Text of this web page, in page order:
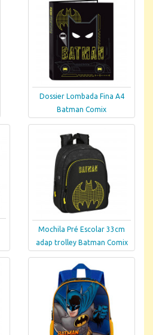
Dossier Lombada Fina A4
Batman Comix
Mochila Pré Escolar 33cm
adap trolley Batman Comix